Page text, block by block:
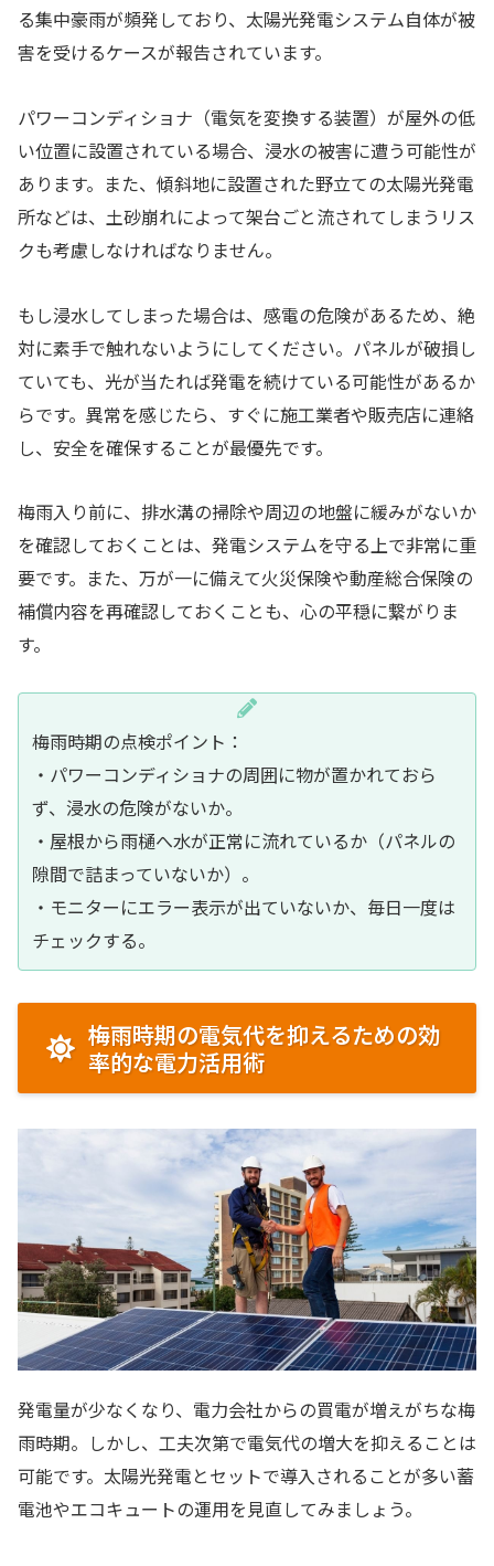
る集中豪雨が頻発しており、太陽光発電システム自体が被
害を受けるケースが報告されています。
パワーコンディショナ（電気を変換する装置）が屋外の低
い位置に設置されている場合、浸水の被害に遭う可能性が
あります。また、傾斜地に設置された野立ての太陽光発電
所などは、土砂崩れによって架台ごと流されてしまうリス
クも考慮しなければなりません。
もし浸水してしまった場合は、感電の危険があるため、絶
対に素手で触れないようにしてください。パネルが破損し
ていても、光が当たれば発電を続けている可能性があるか
らです。異常を感じたら、すぐに施工業者や販売店に連絡
し、安全を確保することが最優先です。
梅雨入り前に、排水溝の掃除や周辺の地盤に緩みがないか
を確認しておくことは、発電システムを守る上で非常に重
要です。また、万が一に備えて火災保険や動産総合保険の
補償内容を再確認しておくことも、心の平穏に繋がりま
す。
梅雨時期の点検ポイント：
・パワーコンディショナの周囲に物が置かれておら
ず、浸水の危険がないか。
・屋根から雨樋へ水が正常に流れているか（パネルの
隙間で詰まっていないか）。
・モニターにエラー表示が出ていないか、毎日一度は
チェックする。
梅雨時期の電気代を抑えるための効
率的な電力活用術
発電量が少なくなり、電力会社からの買電が増えがちな梅
雨時期。しかし、工夫次第で電気代の増大を抑えることは
可能です。太陽光発電とセットで導入されることが多い蓄
電池やエコキュートの運用を見直してみましょう。